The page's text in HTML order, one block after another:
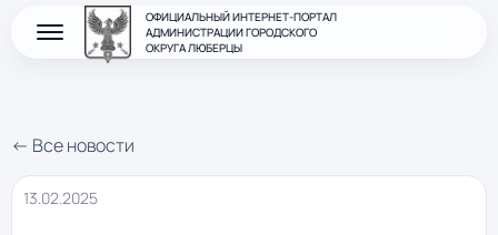
ОФИЦИАЛЬНЫЙ ИНТЕРНЕТ-ПОРТАЛ
АДМИНИСТРАЦИИ ГОРОДСКОГО
ОКРУГА ЛЮБЕРЦЫ
← Все новости
13.02.2025